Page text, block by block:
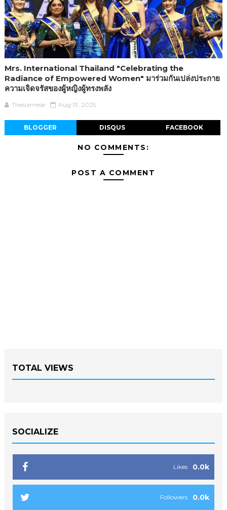
Mrs. International Thailand "Celebrating the
Radiance of Empowered Women" มาร่วมกันเปล่งประกาย
ความเจิดจรัสของผู้หญิงผู้ทรงพลัง
Thesiamese Aug 13, 2025
BLOGGER DISQUS FACEBOOK
NO COMMENTS:
POST A COMMENT
TOTAL VIEWS
SOCIALIZE
0.0k
Likes
0.0k
Followers